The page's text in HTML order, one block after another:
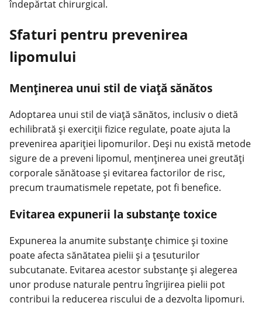
îndepărtat chirurgical.
Sfaturi pentru prevenirea
lipomului
Menținerea unui stil de viață sănătos
Adoptarea unui stil deviață sănătos, inclusiv o dietă
echilibrată și exerciții fizice regulate, poate ajuta la
prevenirea apariției lipomurilor. Deși nu există metode
sigure de a preveni lipomul, menținerea unei greutăți
corporale sănătoase și evitarea factorilor de risc,
precum traumatismele repetate, pot fi benefice.
Evitarea expunerii la substanțe toxice
Expunerea la anumite substanțe chimice și toxine
poate afecta sănătatea pielii și a țesuturilor
subcutanate. Evitarea acestor substanțe și alegerea
unor produse naturale pentruîngrijirea pielii pot
contribui la reducerea riscului de a dezvolta lipomuri.